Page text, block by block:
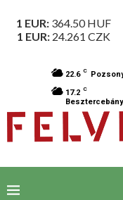
1 EUR: 364.50HUF
1 EUR: 24.261 CZK
22.6 C
17.2 C